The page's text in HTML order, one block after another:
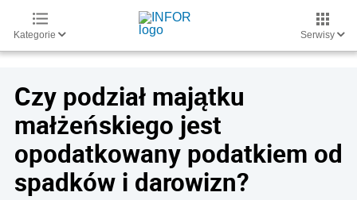
Kategorie Serwisy
Czy podział majątku
małżeńskiego jest
opodatkowany podatkiem od
spadków i darowizn?